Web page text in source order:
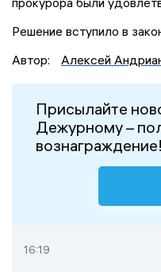
Решение вступило в
Автор:
Алексей
Присылайте
Дежурному –
вознаграждение!
16:19